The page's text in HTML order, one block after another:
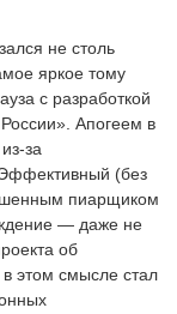
не столь
яркое тому
с разработкой
Апогеем в
за
(без
пиарщиком
— даже не
об
этом смысле стал